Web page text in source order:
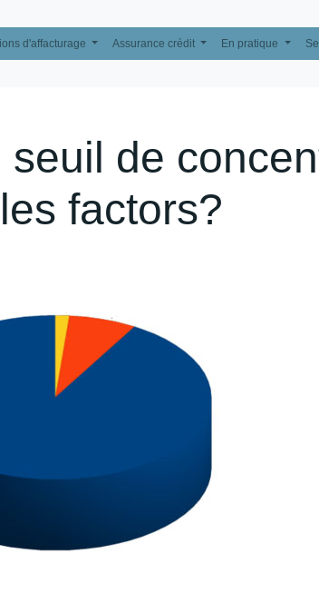
d'affacturage Assurance crédit En pratique
seuil de
factors?